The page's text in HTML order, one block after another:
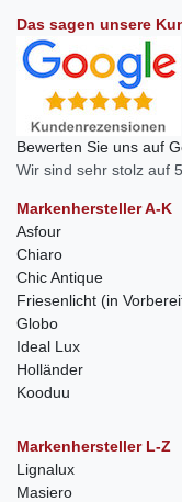
Das sagen unsere
Bewerten Sie uns auf
Wir sind sehr stolz auf
Markenhersteller A-K
Asfour
Chiaro
Chic Antique
Friesenlicht (in
Globo
Ideal Lux
Holländer
Kooduu
Markenhersteller L-Z
Lignalux
Masiero